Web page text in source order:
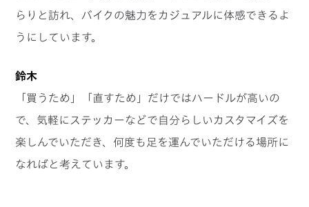
らりと訪れ、バイクの魅力をカジュアルに体感できるよ
うにしています。
鈴木
「買うため」「直すため」だけではハードルが高いの
で、気軽にステッカーなどで自分らしいカスタマイズを
楽しんでいただき、何度も足を運んでいただける場所に
なればと考えています。